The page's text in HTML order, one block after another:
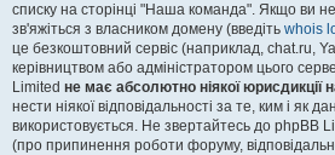
списку на сторінці "Наша команда". Якщо ви не
зв'яжіться з власником домену (введіть whois
це безкоштовний сервіс (наприклад, chat.ru,
керівництвом або адміністратором цього
Limited не має абсолютно ніякої
нести ніякої відповідальності за те, ким і як
використовується. Не звертайтесь до phpBB
(про припинення роботи форуму,